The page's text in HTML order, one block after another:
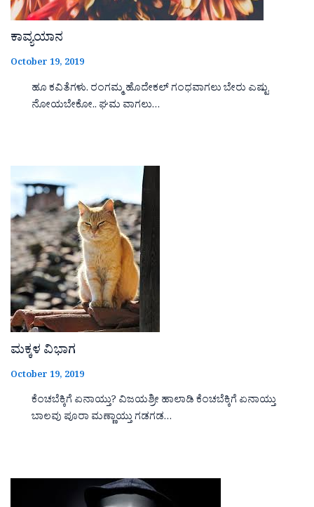
ಕಾವ್ಯಯಾನ
October 19, 2019
ಹೂ ಕವಿತೆಗಳು. ರಂಗಮ್ಮ ಹೊದೇಕಲ್ ಗಂಧವಾಗಲು ಬೇರು ಎಷ್ಟು
ನೋಯಬೇಕೋ.. ಘಮ ವಾಗಲು…
ಮಕ್ಕಳ ವಿಭಾಗ
October 19, 2019
ಕೆಂಚಬೆಕ್ಕಿಗೆ ಏನಾಯ್ತು? ವಿಜಯಶ್ರೀ ಹಾಲಾಡಿ ಕೆಂಚಬೆಕ್ಕಿಗೆ ಏನಾಯ್ತು
ಬಾಲವು ಪೂರಾ ಮಣ್ಣಾಯ್ತು ಗಡಗಡ…